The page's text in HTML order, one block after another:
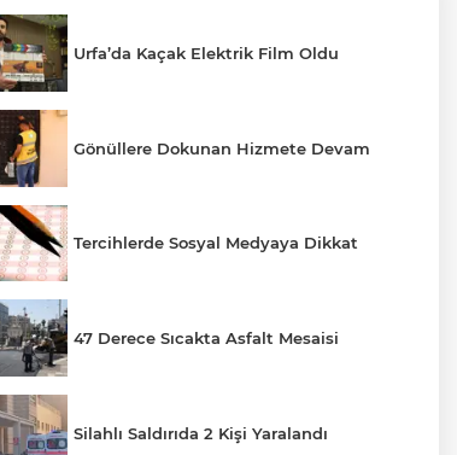
Urfa’da Kaçak Elektrik Film Oldu
Gönüllere Dokunan Hizmete Devam
Tercihlerde Sosyal Medyaya Dikkat
47 Derece Sıcakta Asfalt Mesaisi
Silahlı Saldırıda 2 Kişi Yaralandı